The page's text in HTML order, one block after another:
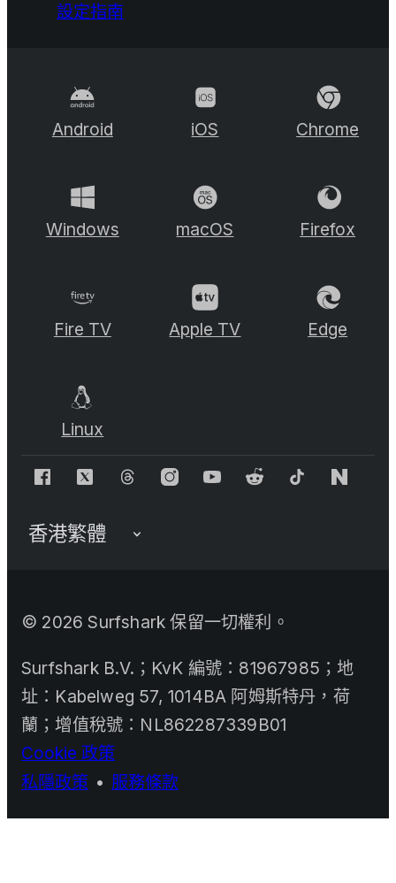
設定指南
Android iOS Chrome
Windows macOS Firefox
Fire TV Apple TV Edge
Linux
© 2026 Surfshark 保留一切權利。
Surfshark B.V.；KvK 編號：81967985；地
址：Kabelweg 57, 1014BA 阿姆斯特丹，荷
蘭；增值稅號：NL862287339B01
Cookie 政策
私隱政策 • 服務條款